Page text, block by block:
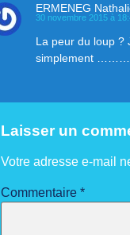
ERMENEG
30 novembre 2015 à
La peur du loup ?
simplement ………
Laisser un
Votre adresse e-mail
Commentaire *